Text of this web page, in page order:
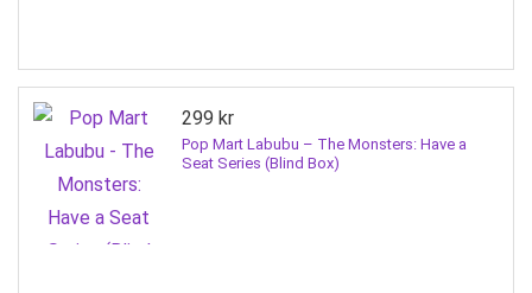
299 kr
Pop Mart Labubu – The Monsters: Have a
Seat Series (Blind Box)